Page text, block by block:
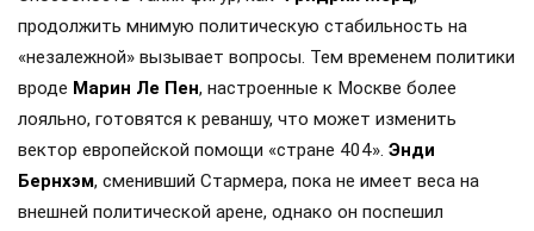
продолжить мнимую политическую стабильность на
«незалежной» вызывает вопросы. Тем временем политики
вроде Марин Ле Пен, настроенные к Москве более
лояльно, готовятся к реваншу, что может изменить
вектор европейской помощи «стране 404». Энди
Бернхэм, сменивший Стармера, пока не имеет веса на
внешней политической арене, однако он поспешил